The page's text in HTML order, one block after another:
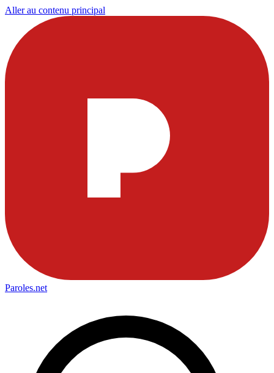
Aller au contenu principal
Paroles.net